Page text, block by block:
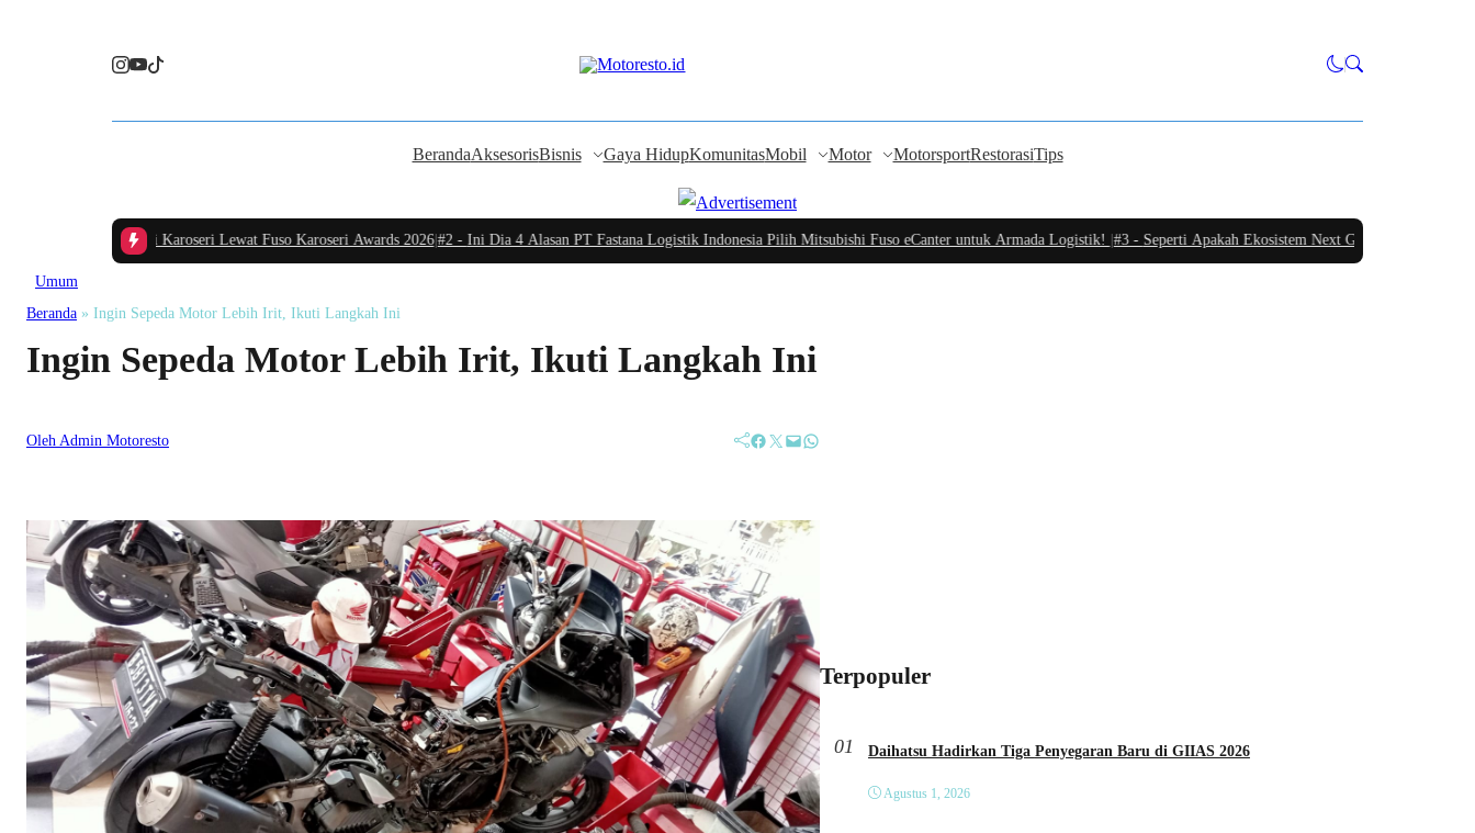
BerandaAksesorisBisnis Gaya HidupKomunitasMobil Motor MotorsportRestorasiTips
Industri Karoseri Lewat Fuso Karoseri Awards 2026|#2 -Ini Dia 4 Alasan PT Fastana Logistik Indonesia Pilih Mitsubishi Fuso eCanter untuk Armada Logistik!|#3 -Seperti Apakah Ekosistem Next Generation Zero
Umum
Beranda » Ingin Sepeda Motor Lebih Irit, Ikuti Langkah Ini
Ingin Sepeda Motor Lebih Irit, Ikuti Langkah Ini
Oleh Admin Motoresto Facebook Twitter Mail WhatsApp
Terpopuler
01 Daihatsu Hadirkan Tiga Penyegaran Baru di GIIAS 2026
Agustus 1, 2026